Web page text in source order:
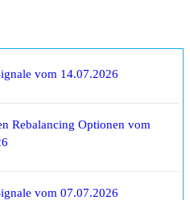
vom 14.07.2026
Rebalancing Optionen vom
vom 07.07.2026